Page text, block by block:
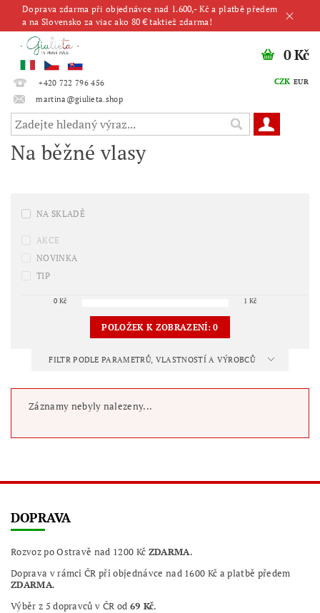
Doprava zdarma při objednávce nad 1.600,- Kč a platbě předem
a na Slovensko za viac ako 80 € taktiež zdarma!
+420 722 796 456
martina@giulieta.shop
CZK EUR
0 Kč
Na běžné vlasy
NA SKLADĚ
AKCE
NOVINKA
TIP
0 Kč 1 Kč
POLOŽEK K ZOBRAZENÍ:0
FILTR PODLE PARAMETRŮ, VLASTNOSTÍ A VÝROBCŮ
Záznamy nebyly nalezeny...
DOPRAVA
Rozvoz po Ostravě nad 1200 Kč ZDARMA.
Doprava v rámci ČR při objednávce nad 1600 Kč a platbě předem
ZDARMA.
Výběr z 5 dopravců v ČR od 69 Kč.